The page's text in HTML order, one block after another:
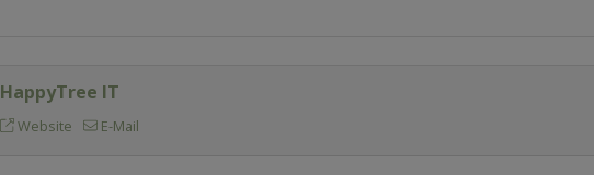
HappyTree IT
Website E-Mail